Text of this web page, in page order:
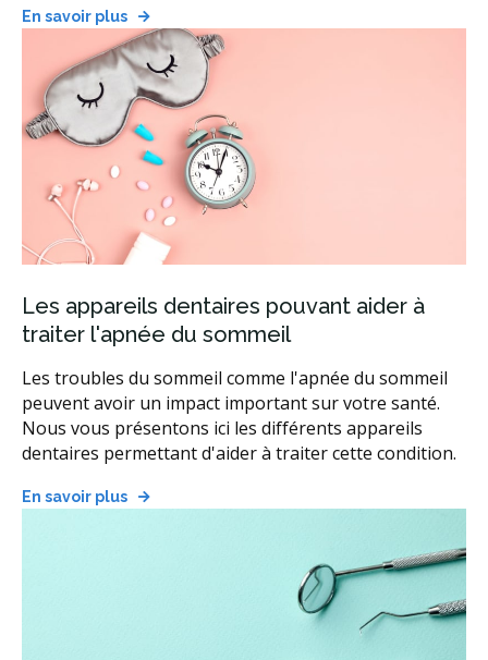
En savoir plus
Les appareils dentaires pouvant aider à
traiter l'apnée du sommeil
Les troubles du sommeil comme l'apnée du sommeil
peuvent avoir un impact important sur votre santé.
Nous vous présentons ici les différents appareils
dentaires permettant d'aider à traiter cette condition.
En savoir plus